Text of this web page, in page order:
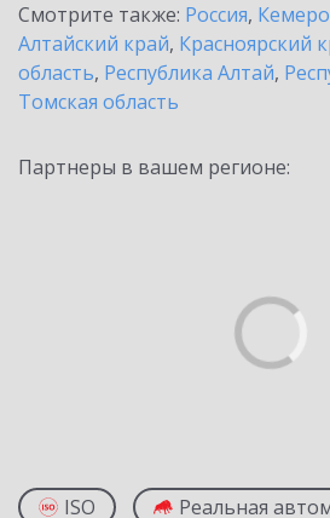
Смотрите также: Россия,
Алтайский край, Красноярский
область, Республика Алтай,
Томская область
Партнеры в вашем регионе:
ISO Реальная